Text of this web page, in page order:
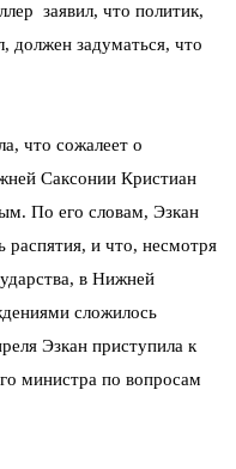
заявил, что политик,
должен задуматься, что
что сожалеет о
Саксонии Кристиан
По его словам, Эзкан
и что, несмотря
в Нижней
сложилось
Эзкан приступила к
министра по вопросам